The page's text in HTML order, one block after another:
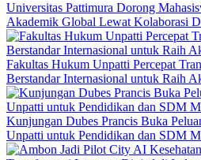
Universitas Pattimura Dorong
Akademik Global Lewat Kolaborasi
Fakultas Hukum Unpatti Percepat
Berstandar Internasional untuk Raih
Kunjungan Dubes Prancis Buka
Unpatti untuk Pendidikan dan SDM